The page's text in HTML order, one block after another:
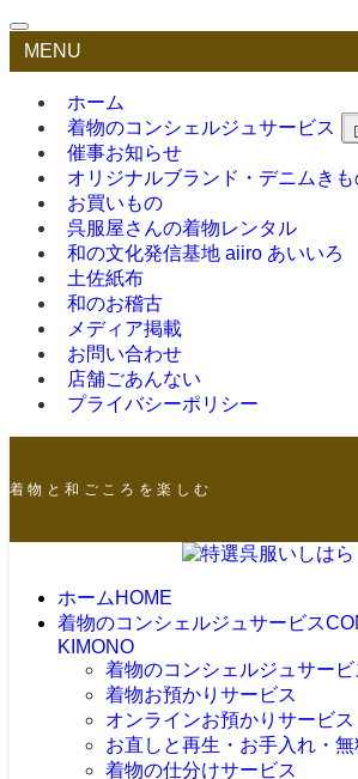
MENU
ホーム
着物のコンシェルジュサービス
催事お知らせ
オリジナルブランド・デニムき
お買いもの
呉服屋さんの着物レンタル
和の文化発信基地 aiiro あいいろ
土佐紙布
和のお稽古
メディア掲載
お問い合わせ
店舗ごあんない
プライバシーポリシー
着 物 と 和 ご こ ろ を 楽 し む
ホーム HOME
着物のコンシェルジュサービス
KIMONO
着物のコンシェルジュサービ
着物お預かりサービス
オンラインお預かりサービス
お直しと再生・お手入れ・
着物の仕分けサービス